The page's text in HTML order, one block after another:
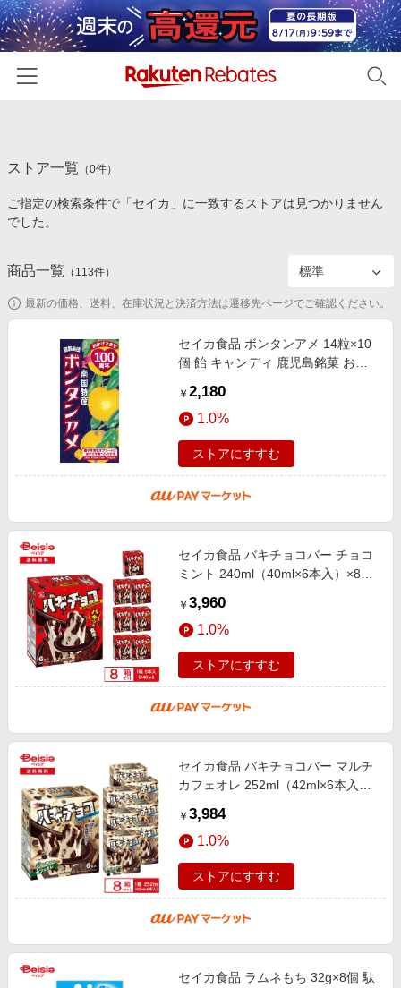
カテゴリー一覧
百貨店・総合ECモール
食品・スイーツ・お酒
コスメ・健康・医薬品
キッズ・ベビー用品
家電・PC・スマホ・カメラ
エンタメ
スポーツ・アウトドア・ゴルフ
旅行・レジャー・ホテル予約
生活・お役立ち
金融・マネー・保険
デジタルコンテンツ
ビジネス・その他サービス
イベント一覧
初回購入者限定特典
対象ストア新規限定特典
電子書籍特集
楽天ペイ導入ストア
楽天サービス特集
旅行特集
わくわく夏特集
Apple公式サイト×楽天カード分割払い
Samsung ボーナスキャンペーン
週末の高還元 夏の長期版
ストア一覧 （0件）
ご指定の検索条件で「セイカ」に一致するストアは見つかりません
でした。
商品一覧 （ 113件）
最新の価格、送料、在庫状況と決済方法は遷移先ページでご確認ください。
セイカ食品 ボンタンアメ 14粒×10
個 飴 キャンディ 鹿児島銘菓 お菓
￥ 2,180
1.0%
ストアにすすむ
セイカ食品 バキチョコバー チョコ
ミント 240ml（40ml×6本入）×8箱
コミント アイスバー マルチ
￥ 3,960
1.0%
ストアにすすむ
セイカ食品 バキチョコバー マルチ
カフェオレ 252ml（42ml×6本入）
レ チョコ入り アイスバー 個
￥ 3,984
1.0%
ストアにすすむ
セイカ食品 ラムネもち 32g×8個 駄